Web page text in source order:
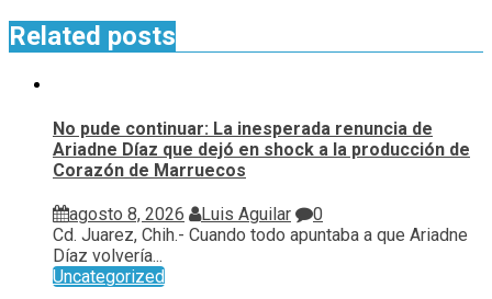
Related posts
No pude continuar: La inesperada renuncia de
Ariadne Díaz que dejó en shock a la producción de
Corazón de Marruecos
agosto 8, 2026 Luis Aguilar
0
Cd. Juarez, Chih.- Cuando todo apuntaba a que Ariadne
Díaz volvería...
Uncategorized